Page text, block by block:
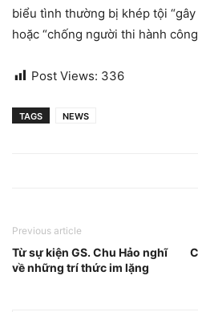
biểu tình thường bị khép tội
hoặc “chống người thi hành công
Post Views: 336
TAGS NEWS
Previous article
Từ sự kiện GS. Chu Hảo nghĩ
về những trí thức im lặng